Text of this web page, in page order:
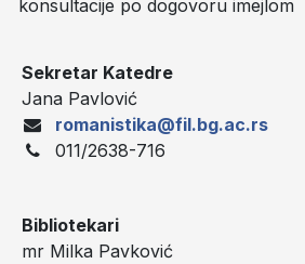
konsultacije po dogovoru imejlom
Sekretar Katedre
Jana Pavlović
romanistika@fil.bg.ac.rs
011/2638-716
Bibliotekari
mr Milka Pavković